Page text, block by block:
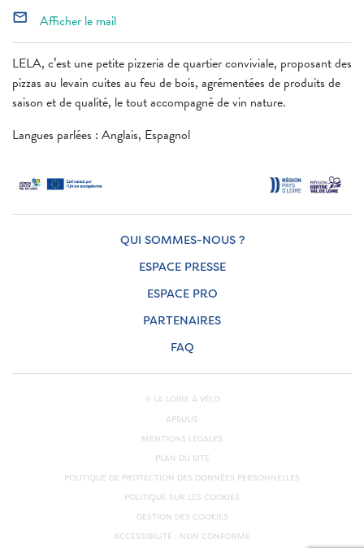
LELA, c’est une petite pizzeria de quartier conviviale, proposant des
pizzas au levain cuites au feu de bois, agrémentées de produits de
saison et de qualité, le tout accompagné de vin nature.
Langues parlées : Anglais, Espagnol
mail_outline Afficher le mail
QUI SOMMES-NOUS ?
ESPACE PRESSE
ESPACE PRO
PARTENAIRES
FAQ
© LA LOIRE À VÉLO
APSULIS
MENTIONS LÉGALES
PLAN DU SITE
POLITIQUE DE PROTECTION DES DONNÉES PERSONNELLES
POLITIQUE SUR LES COOKIES
GESTION DES COOKIES
ACCESSIBILITÉ : NON CONFORME